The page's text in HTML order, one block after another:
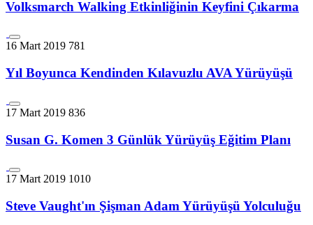
Volksmarch Walking Etkinliğinin Keyfini Çıkarma
16 Mart 2019 781
Yıl Boyunca Kendinden Kılavuzlu AVA Yürüyüşü
17 Mart 2019 836
Susan G. Komen 3 Günlük Yürüyüş Eğitim Planı
17 Mart 2019 1010
Steve Vaught'ın Şişman Adam Yürüyüşü Yolculuğu